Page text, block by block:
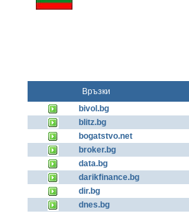
Връзки
bivol.bg
blitz.bg
bogatstvo.net
broker.bg
data.bg
darikfinance.bg
dir.bg
dnes.bg